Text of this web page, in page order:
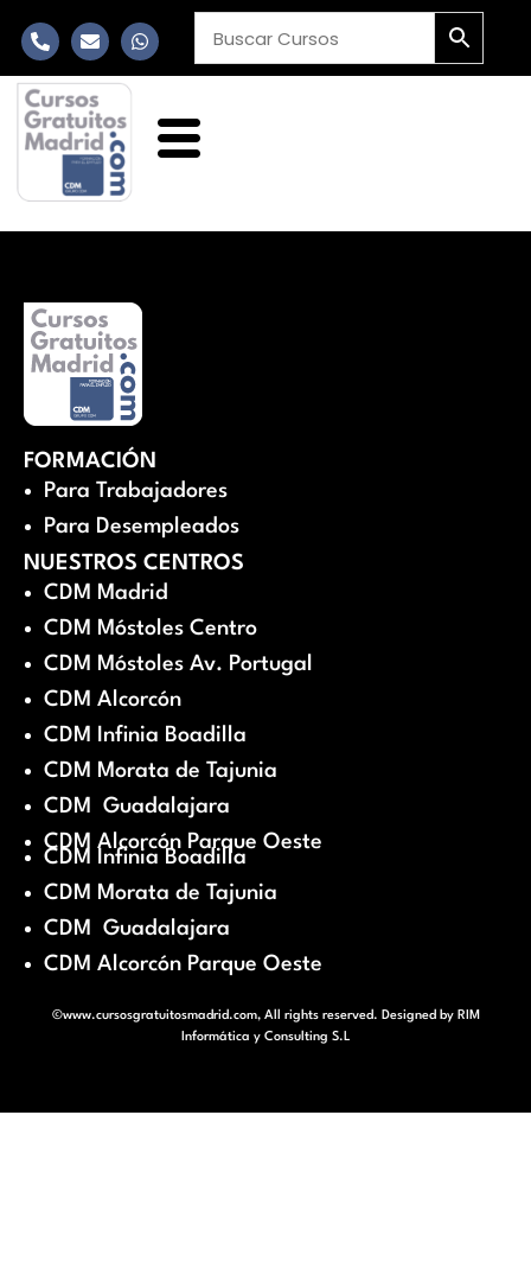
FORMACIÓN
Para Trabajadores
Para Desempleados
NUESTROS CENTROS
CDM Madrid
CDM Móstoles Centro
CDM Móstoles Av. Portugal
CDM Alcorcón
CDM Infinia Boadilla
CDM Morata de Tajunia
CDM Guadalajara
CDM Alcorcón Parque Oeste
CDM Infinia Boadilla
CDM Morata de Tajunia
CDM Guadalajara
CDM Alcorcón Parque Oeste
©www.cursosgratuitosmadrid.com, All rights reserved. Designed by RIM
Informática y Consulting S.L